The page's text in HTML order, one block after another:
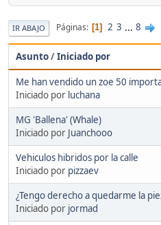
IR ABAJO Páginas 1 2 3 ... 8
Asunto/Iniciado por
Me han vendido un zoe 50
Iniciado por luchana
MG 'Ballena' (Whale)
Iniciado por Juanchooo
Vehiculos hibridos por la calle
Iniciado por pizzaev
¿Tengo derecho a quedarme la
Iniciado por jormad